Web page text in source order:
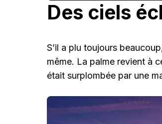
Des ciels
S’il a plu toujours
même. La palme revient à
était surplombée par une